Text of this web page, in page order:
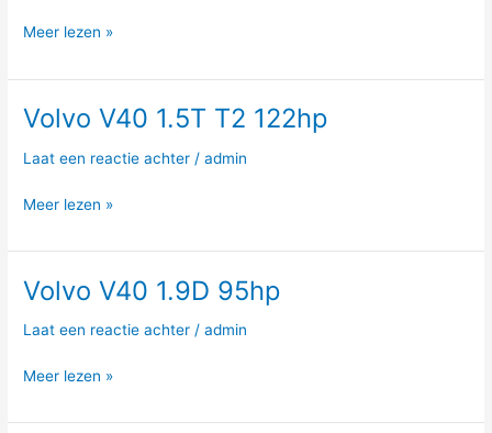
Meer lezen »
Volvo V40 1.5T T2 122hp
Laat een reactie achter /admin
Volvo
1.5T
122hp
Meer lezen »
Volvo V40 1.9D 95hp
Laat een reactie achter /admin
Volvo
1.9D
Meer lezen »